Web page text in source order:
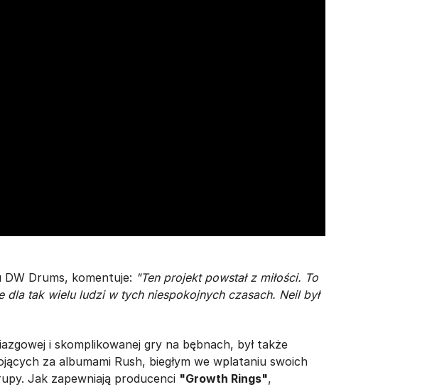
Drums, komentuje: "Ten projekt powstał z miłości. To
tak wielu ludzi w tych niespokojnych czasach. Neil był
i skomplikowanej gry na bębnach, był także
za albumami Rush, biegłym we wplataniu swoich
Jak zapewniają producenci "Growth Rings",